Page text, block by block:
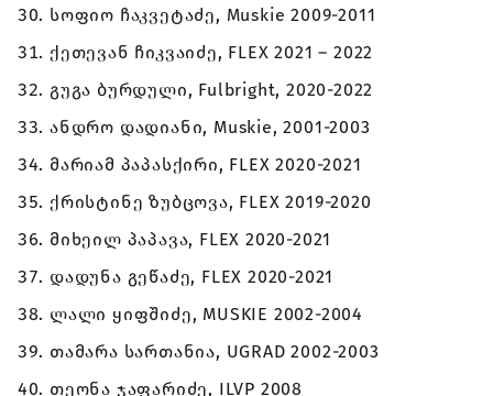
სოფიო ჩაკვეტაძე, Muskie 2009-2011
ქეთევან ჩიკვაიძე, FLEX 2021 – 2022
გუგა ბურდული, Fulbright, 2020-2022
ანდრო დადიანი, Мuskie, 2001-2003
მარიამ პაპასქირი, FLEX 2020-2021
ქრისტინე ზუბცოვა, FLEX 2019-2020
მიხეილ პაპავა, FLEX 2020-2021
დადუნა გეწაძე, FLEX 2020-2021
ლალი ყიფშიძე, MUSKIE 2002-2004
თამარა სართანია, UGRAD 2002-2003
თეონა ჯაფარიძე, ILVP 2008